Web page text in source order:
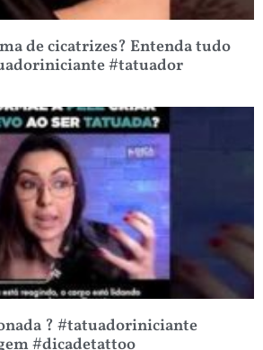
de cicatrizes? Entenda tudo
#tatuador
? #tatuadoriniciante
#dicadetattoo